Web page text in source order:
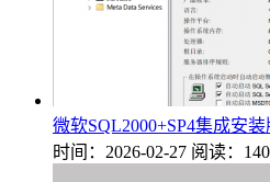
微软SQL2000+SP4集成安
时间：2026-02-27 阅读：